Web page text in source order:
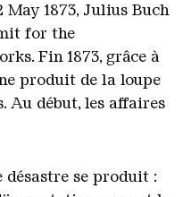
1873, Julius Buch
for the
Fin 1873, grâce à
produit de la loupe
Au début, les affaires
se produit :